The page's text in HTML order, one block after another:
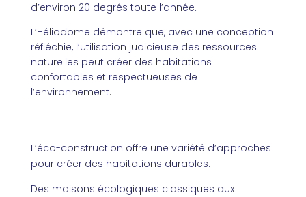
d’environ 20 degrés toute l’année.
L’Héliodome démontre que, avec une conception
réfléchie, l’utilisation judicieuse des ressources
naturelles peut créer des habitations
confortables et respectueuses de
l’environnement.
L’éco-construction offre une variété d’approches
pour créer des habitations durables.
Des maisons écologiques classiques aux